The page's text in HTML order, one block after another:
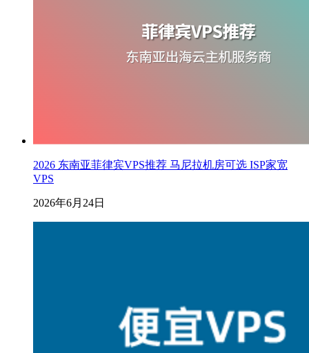
2026 东南亚菲律宾VPS推荐 马尼拉机房可选 ISP家宽
VPS
2026年6月24日